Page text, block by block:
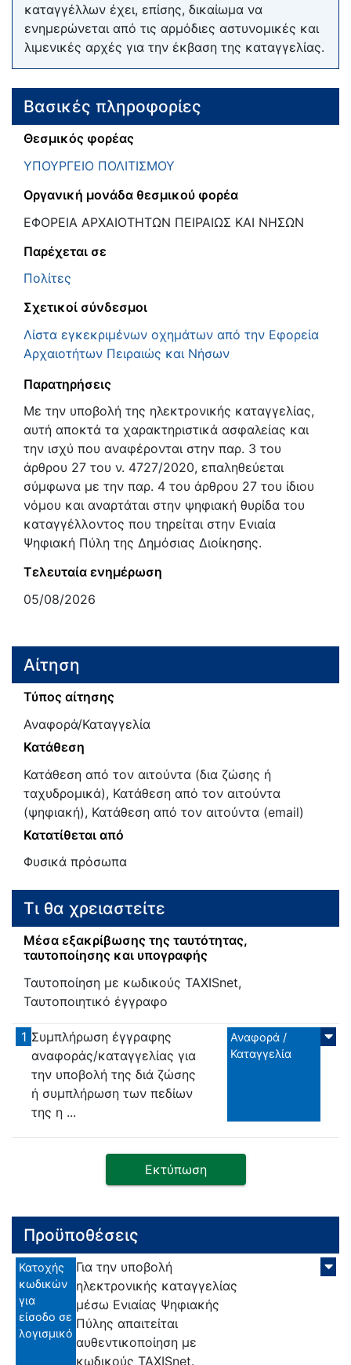
καταγγέλλων έχει, επίσης, δικαίωμα να
ενημερώνεται από τις αρμόδιες αστυνομικές και
λιμενικές αρχές για την έκβαση της καταγγελίας.
Βασικές πληροφορίες
Θεσμικός φορέας
ΥΠΟΥΡΓΕΙΟ ΠΟΛΙΤΙΣΜΟΥ
Οργανική μονάδα θεσμικού φορέα
ΕΦΟΡΕΙΑ ΑΡΧΑΙΟΤΗΤΩΝ ΠΕΙΡΑΙΩΣ ΚΑΙ ΝΗΣΩΝ
Παρέχεται σε
Πολίτες
Σχετικοί σύνδεσμοι
Λίστα εγκεκριμένων οχημάτων από την Εφορεία
Αρχαιοτήτων Πειραιώς και Νήσων
Παρατηρήσεις
Με την υποβολή της ηλεκτρονικής καταγγελίας,
αυτή αποκτά τα χαρακτηριστικά ασφαλείας και
την ισχύ που αναφέρονται στην παρ. 3 του
άρθρου 27 του ν. 4727/2020, επαληθεύεται
σύμφωνα με την παρ. 4 του άρθρου 27 του ίδιου
νόμου και αναρτάται στην ψηφιακή θυρίδα του
καταγγέλλοντος που τηρείται στην Ενιαία
Ψηφιακή Πύλη της Δημόσιας Διοίκησης.
Τελευταία ενημέρωση
05/08/2026
Αίτηση
Τύπος αίτησης
Αναφορά/Καταγγελία
Κατάθεση
Κατάθεση από τον αιτούντα (δια ζώσης ή
ταχυδρομικά), Κατάθεση από τον αιτούντα
(ψηφιακή), Κατάθεση από τον αιτούντα (email)
Κατατίθεται από
Φυσικά πρόσωπα
Τι θα χρειαστείτε
Μέσα εξακρίβωσης της ταυτότητας,
ταυτοποίησης και υπογραφής
Ταυτοποίηση με κωδικούς TAXISnet,
Ταυτοποιητικό έγγραφο
1 Συμπλήρωση έγγραφης
αναφοράς/καταγγελίας για
την υποβολή της διά ζώσης
ή συμπλήρωση των πεδίων
της η ...
Αναφορά /
Καταγγελία
Εκτύπωση
Προϋποθέσεις
Κατοχής
κωδικών
για
είσοδο σε
λογισμικό
Για την υποβολή
ηλεκτρονικής καταγγελίας
μέσω Ενιαίας Ψηφιακής
Πύλης απαιτείται
αυθεντικοποίηση με
κωδικούς TAXISnet.